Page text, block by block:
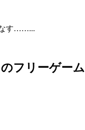
なす……...
フリーゲーム